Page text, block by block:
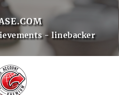
- linebacker